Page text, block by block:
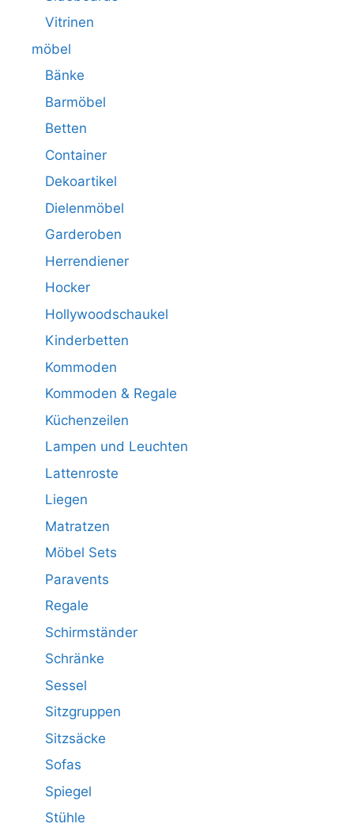
Vitrinen
möbel
Bänke
Barmöbel
Betten
Container
Dekoartikel
Dielenmöbel
Garderoben
Herrendiener
Hocker
Hollywoodschaukel
Kinderbetten
Kommoden
Kommoden & Regale
Küchenzeilen
Lampen und Leuchten
Lattenroste
Liegen
Matratzen
Möbel Sets
Paravents
Regale
Schirmständer
Schränke
Sessel
Sitzgruppen
Sitzsäcke
Sofas
Spiegel
Stühle